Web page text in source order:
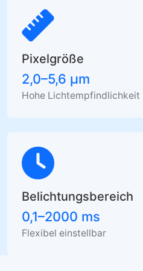
Pixelgröße
2,0–5,6 µm
Hohe Lichtempfindlichkeit
Belichtungsbereich
0,1–2000 ms
Flexibel einstellbar